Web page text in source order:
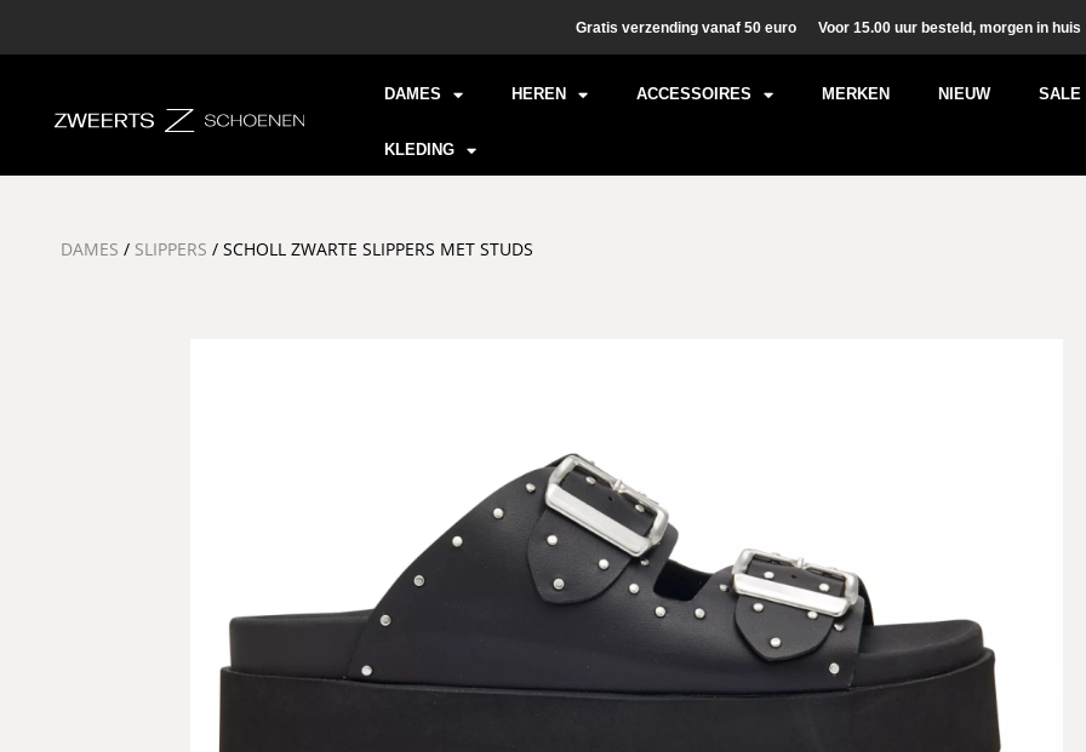
Gratis verzending vanaf 50 euro Voor 15.00 uur besteld, morgen in huis
DAMES HEREN ACCESSOIRES MERKEN NIEUW SALE
KLEDING
DAMES / SLIPPERS / SCHOLL ZWARTE SLIPPERS MET STUDS